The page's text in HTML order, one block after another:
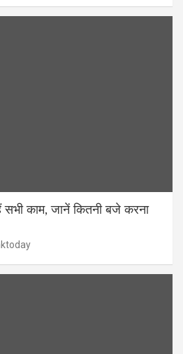
काम, जानें कितनी बजे करना